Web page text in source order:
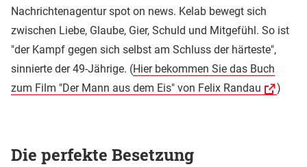
Nachrichtenagentur spot on news. Kelab bewegt sich
zwischen Liebe, Glaube, Gier, Schuld und Mitgefühl. So ist
"der Kampf gegen sich selbst am Schluss der härteste",
sinnierte der 49-Jährige. (Hier bekommen Sie das Buch
zum Film "Der Mann aus dem Eis" von Felix Randau
)
Die perfekte Besetzung